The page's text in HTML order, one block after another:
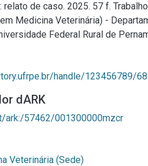
relato de caso. 2025. 57 f.
Medicina Veterinária) -
Federal Rural de
handle/123456789/
dARK
ark:/57462/001300000mzcr
Veterinária (Sede)